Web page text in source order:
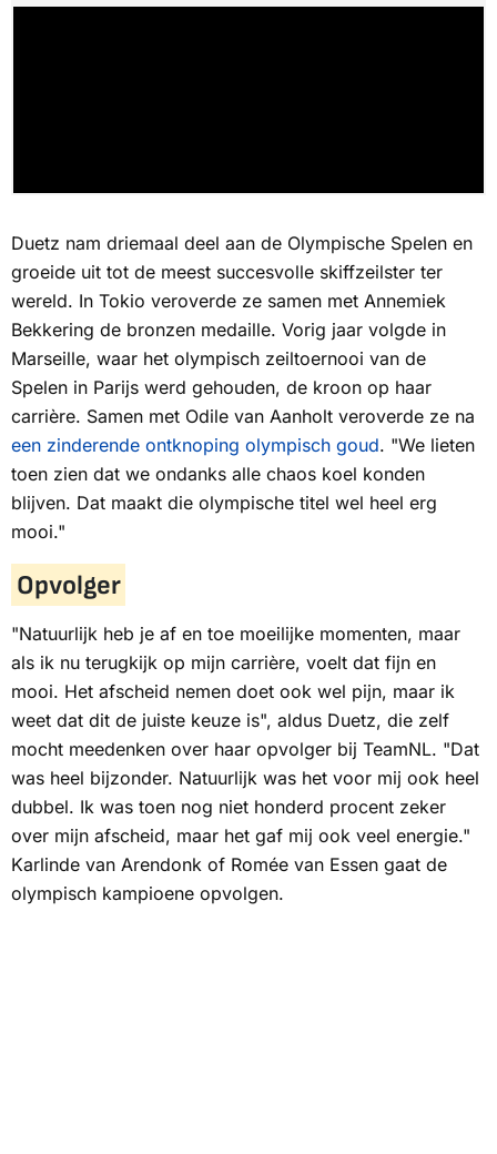
Duetz nam driemaal deel aan de Olympische Spelen en
groeide uit tot de meest succesvolle skiffzeilster ter
wereld. In Tokio veroverde ze samen met Annemiek
Bekkering de bronzen medaille. Vorig jaar volgde in
Marseille, waar het olympisch zeiltoernooi van de
Spelen in Parijs werd gehouden, de kroon op haar
carrière. Samen met Odile van Aanholt veroverde ze na
een zinderende ontknoping olympisch goud. "We lieten
toen zien dat we ondanks alle chaos koel konden
blijven. Dat maakt die olympische titel wel heel erg
mooi."
Opvolger
"Natuurlijk heb je af en toe moeilijke momenten, maar
als ik nu terugkijk op mijn carrière, voelt dat fijn en
mooi. Het afscheid nemen doet ook wel pijn, maar ik
weet dat dit de juiste keuze is", aldus Duetz, die zelf
mocht meedenken over haar opvolger bij TeamNL. "Dat
was heel bijzonder. Natuurlijk was het voor mij ook heel
dubbel. Ik was toen nog niet honderd procent zeker
over mijn afscheid, maar het gaf mij ook veel energie."
Karlinde van Arendonk of Romée van Essen gaat de
olympisch kampioene opvolgen.